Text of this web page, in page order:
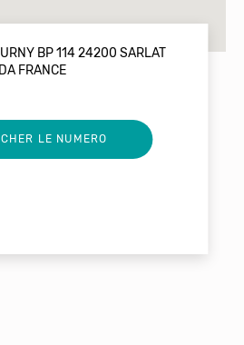
BP 114 24200 SARLAT
FRANCE
LE NUMERO